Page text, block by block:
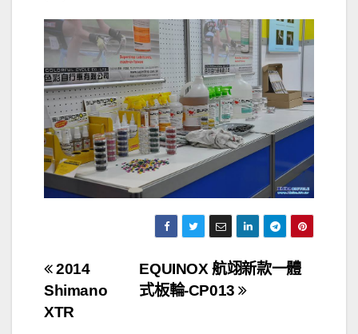
文
章
EQUINOX 航翊新款一體
式板輪-CP013
2014
Shimano
XTR